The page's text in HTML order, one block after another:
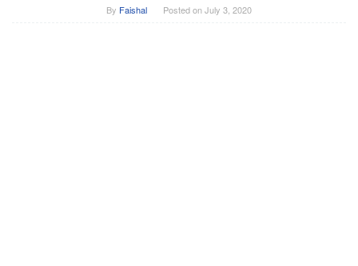
By Faishal Posted onJuly 3, 2020